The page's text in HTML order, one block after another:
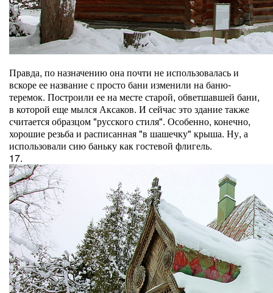
Правда, по назначению она почти не использовалась и
вскоре ее название с просто бани изменили на баню-
теремок. Построили ее на месте старой, обветшавшей бани,
в которой еще мылся Аксаков. И сейчас это здание также
считается образцом "русского стиля". Особенно, конечно,
хорошие резьба и расписанная "в шашечку" крыша. Ну, а
использовали сию баньку как гостевой флигель.
17.